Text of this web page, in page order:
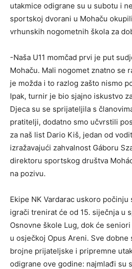
utakmice odigrane su u subotu i
sportskoj dvorani u Mohaču
vrhunskih nogometnih škola za
-Naša U11 momčad prvi je put
Mohaču. Mali nogomet znatno se
je možda i to razlog zašto nismo
Ipak, turnir je bio sjajno iskustvo
Djeca su se sprijateljila s
pratitelji, dodatno smo učvrstili
za naš list Dario Kiš, jedan od
izražavajući zahvalnost Gáboru
direktoru sportskog društva
na pozivu.
Ekipe NK Vardarac uskoro
igrači trenirat će od 15. siječnja u
Osnovne škole Lug, dok će
u osječkoj Opus Areni. Sve dobne
brojne prijateljske i pripremne
odigrane ove godine: najmlađi su